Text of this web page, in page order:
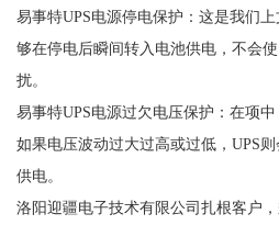
易事特UPS电源停电保护：这是我们
够在停电后瞬间转入电池供电，不会
扰。
易事特UPS电源过欠电压保护：在项
如果电压波动过大过高或过低，UPS
供电。
洛阳迎疆电子技术有限公司扎根客户